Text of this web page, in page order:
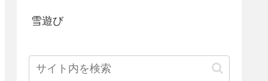
雪遊び